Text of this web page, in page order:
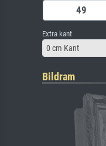
Extra kant
0 cm Kant
Bildram